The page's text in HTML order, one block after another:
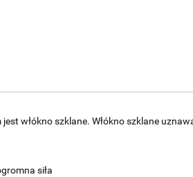
włókno szklane. Włókno szklane
siła